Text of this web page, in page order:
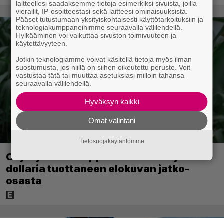
Ohjaaja lähti kalppimaan 870 miljoonaa
dollaria tuottaneen elokuvan jatko-
osasta
laitteellesi saadaksemme tietoja esimerkiksi sivuista, joilla
vierailit, IP-osoitteestasi sekä laitteesi ominaisuuksista.
Pääset tutustumaan yksityiskohtaisesti käyttötarkoituksiin ja
teknologiakumppaneihimme seuraavalla välilehdellä.
Hylkääminen voi vaikuttaa sivuston toimivuuteen ja
käytettävyyteen.
Jotkin teknologiamme voivat käsitellä tietoja myös ilman
suostumusta, jos niillä on siihen oikeutettu peruste. Voit
vastustaa tätä tai muuttaa asetuksiasi milloin tahansa
seuraavalla välilehdellä.
Hyväksyn kaikki
Omat valintani
Tietosuojakäytäntömme